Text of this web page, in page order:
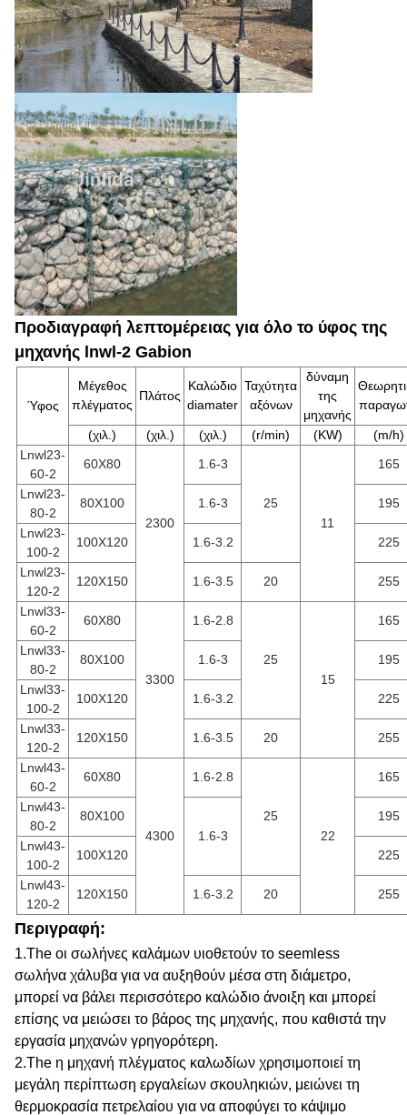
Προδιαγραφή λεπτομέρειας για όλο το ύφος της
μηχανής lnwl-2 Gabion
Ύφος
Μέγεθος
πλέγματος
Πλάτος
Καλώδιο
diamater
Ταχύτητα
αξόνων
δύναμη
της
μηχανής
(χιλ.) (χιλ.) (χιλ.) (r/min) (KW)
(m/h)
Lnwl23-
60-2
60X80
2300
1.6-3
25
11
165
Lnwl23-
80-2
80X100 1.6-3 195
Lnwl23-
100-2
100X120 1.6-3.2 225
Lnwl23-
120-2
120X150 1.6-3.5 20 255
Lnwl33-
60-2
60X80
3300
1.6-2.8
25
15
165
Lnwl33-
80-2
80X100 1.6-3 195
Lnwl33-
100-2
100X120 1.6-3.2 225
Lnwl33-
120-2
120X150 1.6-3.5 20 255
Lnwl43-
60-2
60X80
4300
1.6-2.8
25
22
165
Lnwl43-
80-2
80X100
1.6-3
195
Lnwl43-
100-2
100X120 225
Lnwl43-
120-2
120X150 1.6-3.2 20 255
Περιγραφή:
1.The οι σωλήνες καλάμων υιοθετούν το seemless
σωλήνα χάλυβα για να αυξηθούν μέσα στη διάμετρο,
μπορεί να βάλει περισσότερο καλώδιο άνοιξη και μπορεί
επίσης να μειώσει το βάρος της μηχανής, που καθιστά την
εργασία μηχανών γρηγορότερη.
2.The η μηχανή πλέγματος καλωδίων χρησιμοποιεί τη
μεγάλη περίπτωση εργαλείων σκουληκιών, μειώνει τη
θερμοκρασία πετρελαίου για να αποφύγει το κάψιμο